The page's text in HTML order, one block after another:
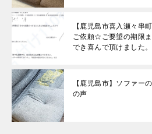
【鹿児島市喜入瀬々串
ご依頼☆ご要望の期限
でき喜んで頂けました。
【鹿児島市】ソファ
の声